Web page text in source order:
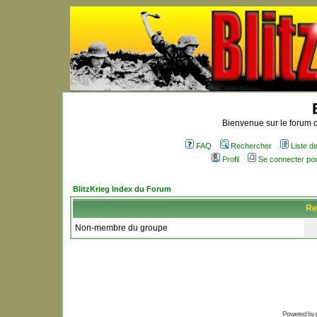
Bienvenue sur le forum
FAQ Rechercher
Liste
Profil
Se connecter
BlitzKrieg Index du Forum
Non-membre du groupe
Powered by